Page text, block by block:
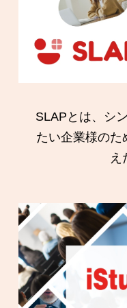
SLAPとは、シ
たい企業様のた
え